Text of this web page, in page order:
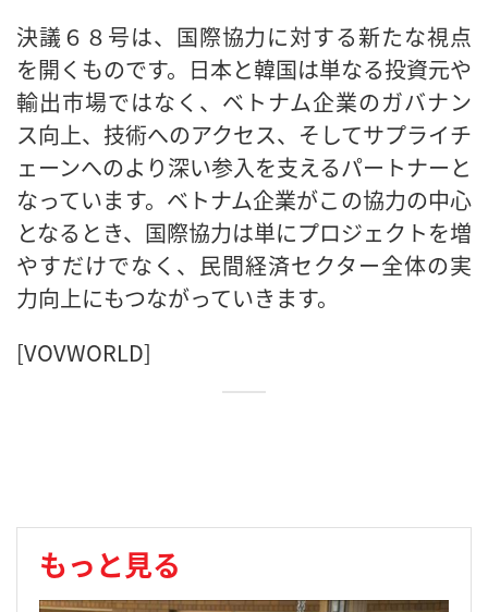
決議６８号は、国際協力に対する新たな視点
を開くものです。日本と韓国は単なる投資元や
輸出市場ではなく、ベトナム企業のガバナン
ス向上、技術へのアクセス、そしてサプライチ
ェーンへのより深い参入を支えるパートナーと
なっています。ベトナム企業がこの協力の中心
となるとき、国際協力は単にプロジェクトを増
やすだけでなく、民間経済セクター全体の実
力向上にもつながっていきます。
[VOVWORLD]
もっと見る